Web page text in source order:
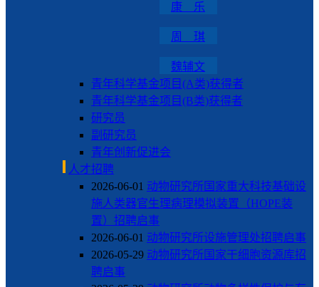
康 乐
周 琪
魏辅文
青年科学基金项目(A类)获得者
青年科学基金项目(B类)获得者
研究员
副研究员
青年创新促进会
人才招聘
2026-06-01 动物研究所国家重大科技基础设
施人类器官生理病理模拟装置（HOPE装
置）招聘启事
2026-06-01 动物研究所设施管理处招聘启事
2026-05-29 动物研究所国家干细胞资源库招
聘启事